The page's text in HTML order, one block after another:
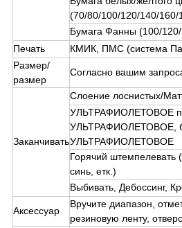
(70/80/100/120/140/160/
Бумага Фанны (100/
Печать
КМИК, ПМС (система
Размер/
размер
Согласно вашим
Заканчивать
Слоение лоснистых/
УЛЬТРАФИОЛЕТОВОЕ
УЛЬТРАФИОЛЕТОВОЕ,
УЛЬТРАФИОЛЕТОВОЕ
Горячий штемпелевать
синь, етк.)
Выбивать, Дебоссинг,
Аксессуар
Вручите диапазон,
резиновую ленту,